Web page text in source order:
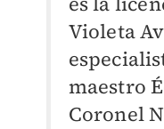
Violeta
maestro
Coronel